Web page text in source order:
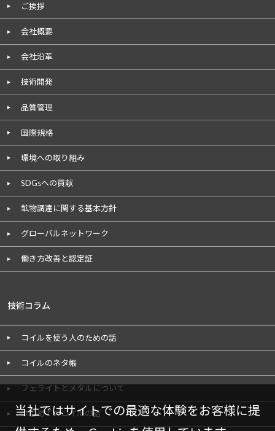
当社ではサイトでの最適な体験をお客様に提
ご挨拶
会社概要
会社沿革
技術開発
品質管理
国際規格
環境への取り組み
SDGsへの貢献
鉱物調達に関する基本方針
グローバルネットワーク
働き方改善と認定証
技術コラム
コイルを使う人のための話
コイルのネタ帳
フェライトとメタルについて
はじめてのコイルの話